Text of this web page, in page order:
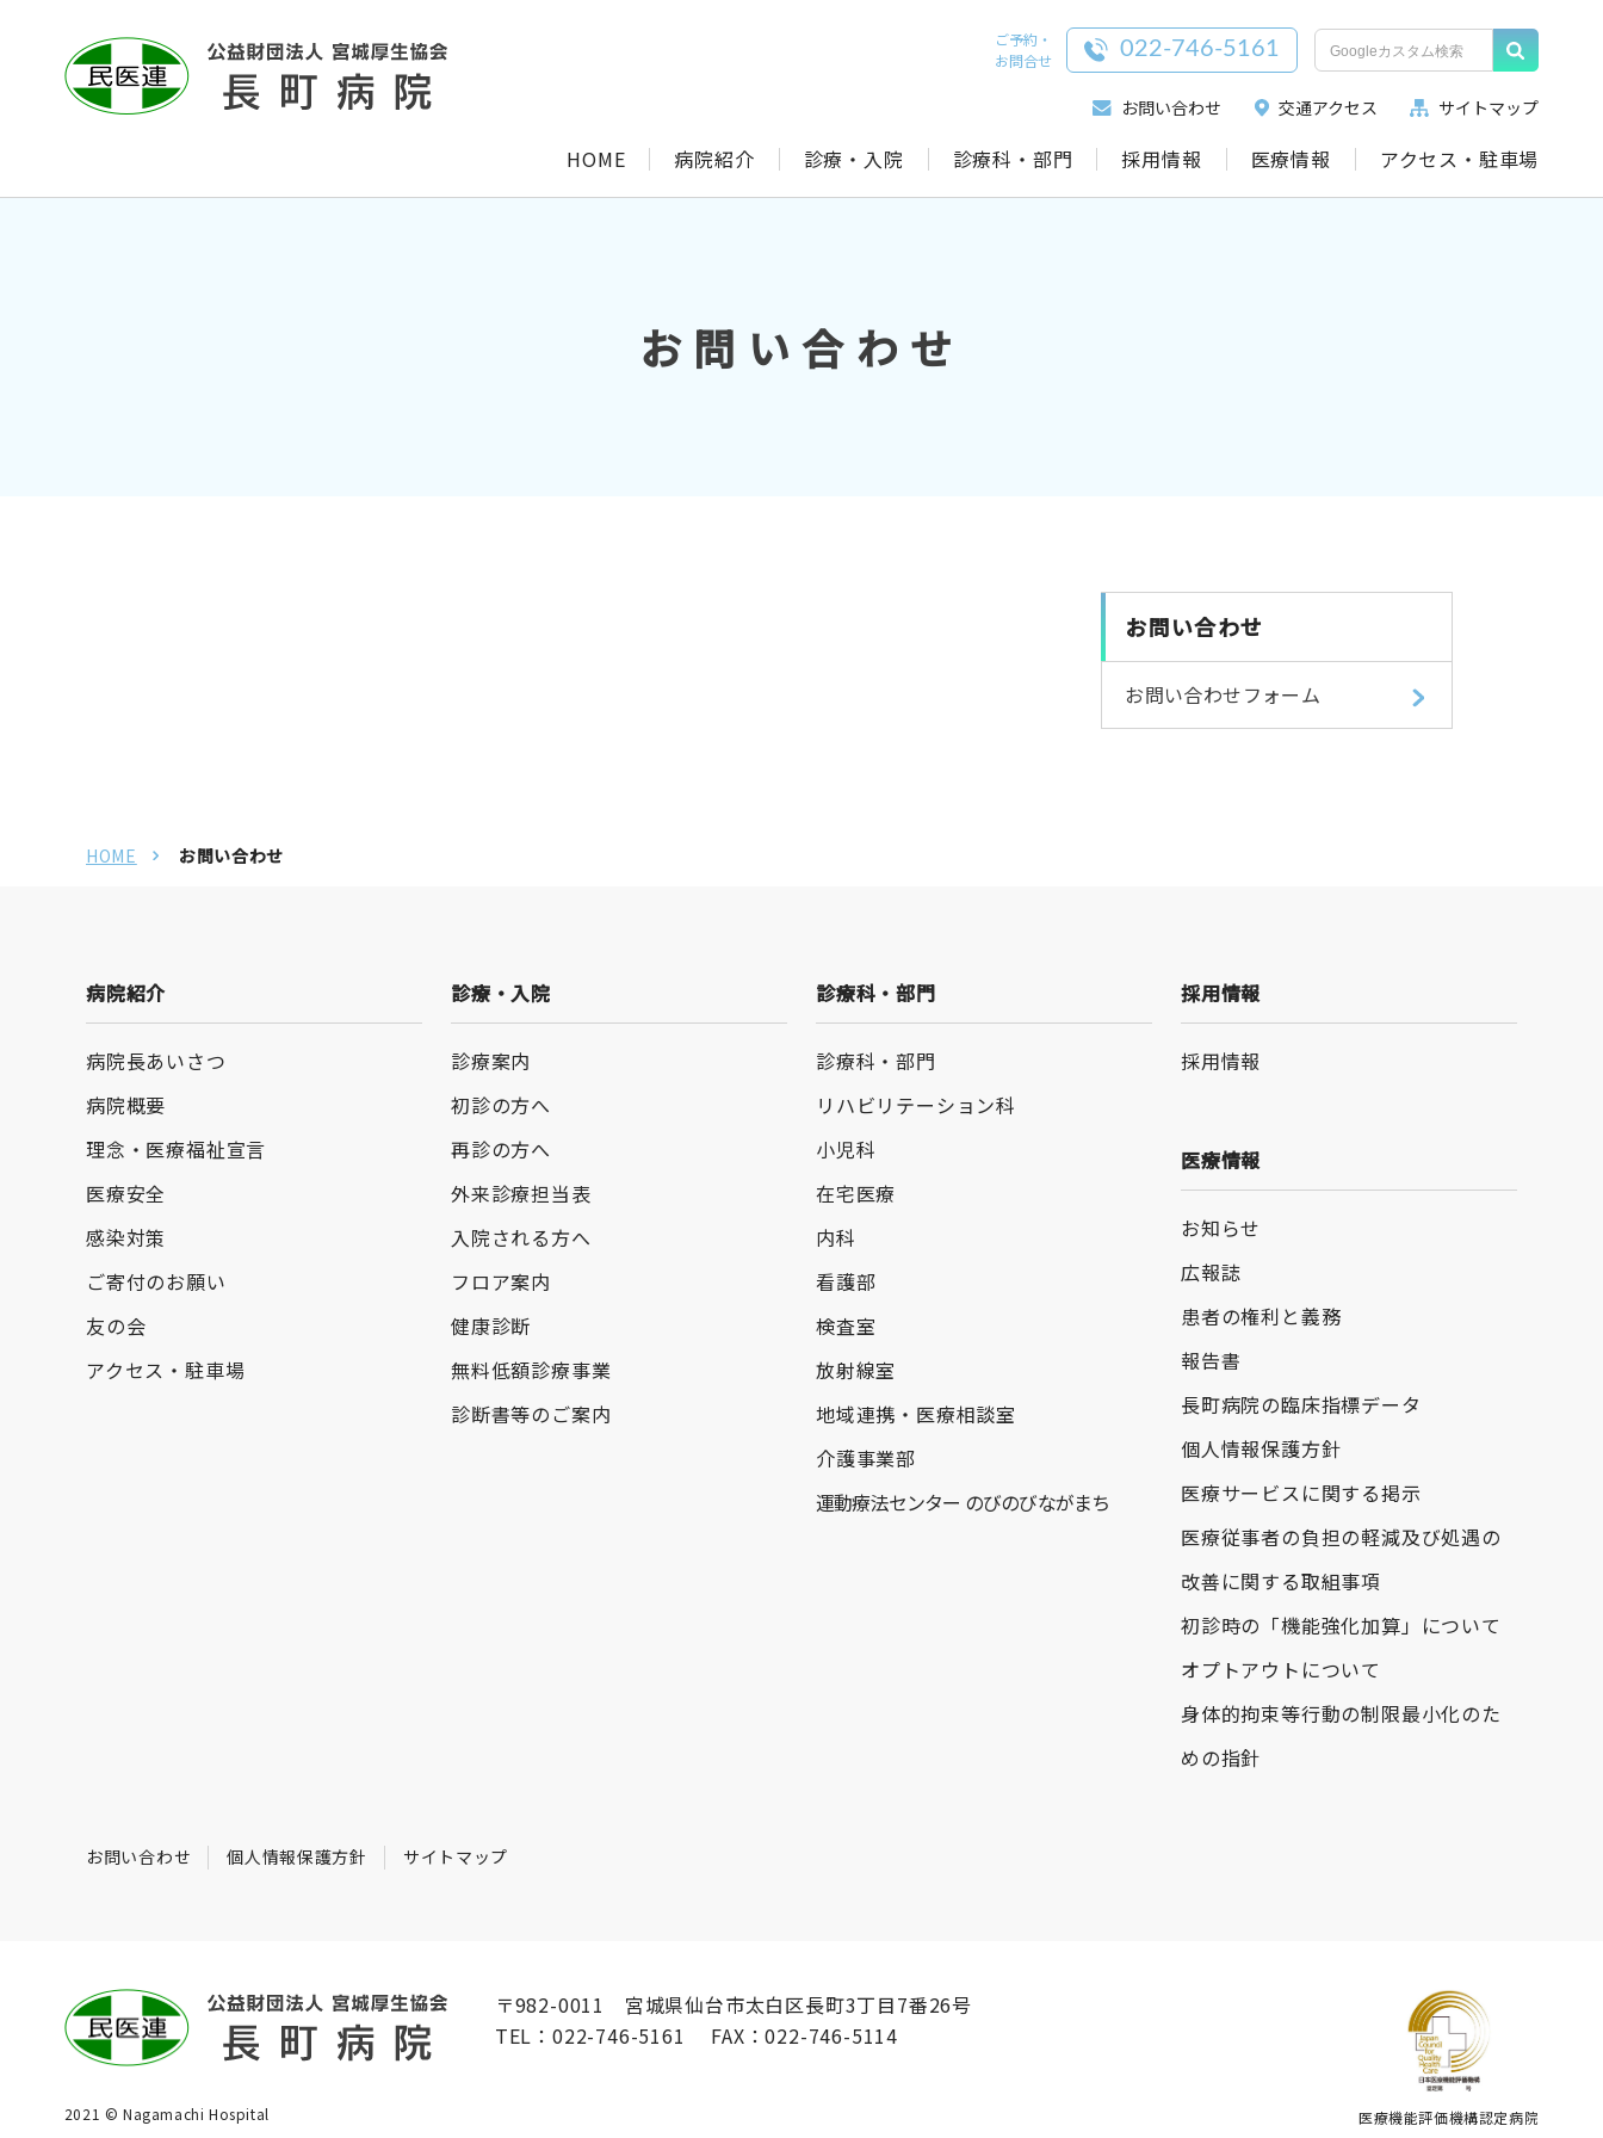
お問い合わせ 交通アクセス サイトマップ
ご予約・
お問合せ
022-746-5161
HOME 病院紹介 診療・入院 診療科・部門 採用情報 医療情報 アクセス・駐車場
お問い合わせ
お問い合わせ
お問い合わせフォーム
HOME お問い合わせ
病院紹介
病院長あいさつ
病院概要
理念・医療福祉宣言
医療安全
感染対策
ご寄付のお願い
友の会
アクセス・駐車場
診療・入院
診療案内
初診の方へ
再診の方へ
外来診療担当表
入院される方へ
フロア案内
健康診断
無料低額診療事業
診断書等のご案内
診療科・部門
診療科・部門
リハビリテーション科
小児科
在宅医療
内科
看護部
検査室
放射線室
地域連携・医療相談室
介護事業部
運動療法センター のびのびながまち
採用情報
採用情報
医療情報
お知らせ
広報誌
患者の権利と義務
報告書
長町病院の臨床指標データ
個人情報保護方針
医療サービスに関する掲示
医療従事者の負担の軽減及び処遇の
改善に関する取組事項
初診時の「機能強化加算」について
オプトアウトについて
身体的拘束等行動の制限最小化のた
めの指針
お問い合わせ 個人情報保護方針 サイトマップ
2021 © Nagamachi Hospital
〒982-0011 宮城県仙台市太白区長町3丁目7番26号
TEL： 022-746-5161 FAX：022-746-5114
医療機能評価機構認定病院